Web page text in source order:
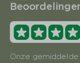
Onze